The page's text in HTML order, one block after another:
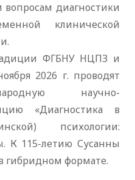
диагностики
клинической
ФГБНУ НЦПЗ и
2026 г. проводят
научно-
«Диагностика в
психологии:
К 115-летию Сусанны
гибридном формате.